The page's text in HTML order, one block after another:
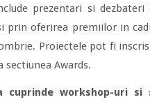
prezentari si dezbateri
prin oferirea premiilor in
Proiectele pot fi
sectiunea Awards.
cuprinde workshop-uri si